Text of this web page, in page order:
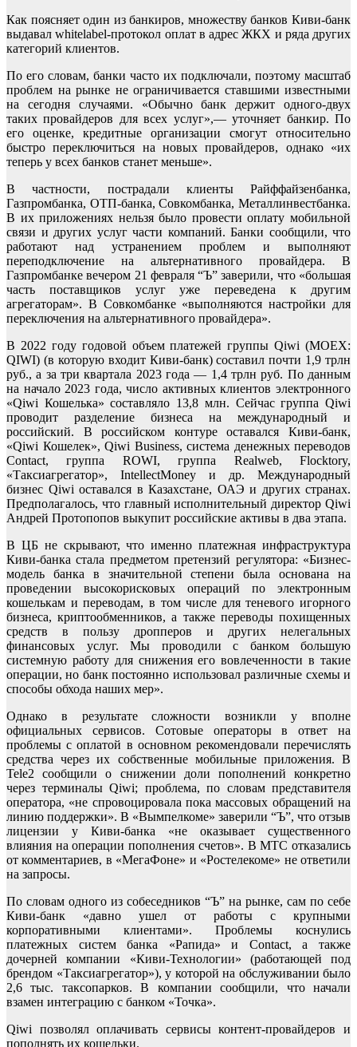
Как поясняет один из банкиров, множеству банков Киви-банк
выдавал whitelabel-протокол оплат в адрес ЖКХ и ряда других
категорий клиентов.
По его словам, банки часто их подключали, поэтому масштаб
проблем на рынке не ограничивается ставшими известными
на сегодня случаями. «Обычно банк держит одного-двух
таких провайдеров для всех услуг»,— уточняет банкир. По
его оценке, кредитные организации смогут относительно
быстро переключиться на новых провайдеров, однако «их
теперь у всех банков станет меньше».
В частности, пострадали клиенты Райффайзенбанка,
Газпромбанка, ОТП-банка, Совкомбанка, Металлинвестбанка.
В их приложениях нельзя было провести оплату мобильной
связи и других услуг части компаний. Банки сообщили, что
работают над устранением проблем и выполняют
переподключение на альтернативного провайдера. В
Газпромбанке вечером 21 февраля “Ъ” заверили, что «большая
часть поставщиков услуг уже переведена к другим
агрегаторам». В Совкомбанке «выполняются настройки для
переключения на альтернативного провайдера».
В 2022 году годовой объем платежей группы Qiwi (MOEX:
QIWI) (в которую входит Киви-банк) составил почти 1,9 трлн
руб., а за три квартала 2023 года — 1,4 трлн руб. По данным
на начало 2023 года, число активных клиентов электронного
«Qiwi Кошелька» составляло 13,8 млн. Сейчас группа Qiwi
проводит разделение бизнеса на международный и
российский. В российском контуре оставался Киви-банк,
«Qiwi Кошелек», Qiwi Business, система денежных переводов
Contact, группа ROWI, группа Realweb, Flocktory,
«Таксиагрегатор», IntellectMoney и др. Международный
бизнес Qiwi оставался в Казахстане, ОАЭ и других странах.
Предполагалось, что главный исполнительный директор Qiwi
Андрей Протопопов выкупит российские активы в два этапа.
В ЦБ не скрывают, что именно платежная инфраструктура
Киви-банка стала предметом претензий регулятора: «Бизнес-
модель банка в значительной степени была основана на
проведении высокорисковых операций по электронным
кошелькам и переводам, в том числе для теневого игорного
бизнеса, криптообменников, а также переводы похищенных
средств в пользу дропперов и других нелегальных
финансовых услуг. Мы проводили с банком большую
системную работу для снижения его вовлеченности в такие
операции, но банк постоянно использовал различные схемы и
способы обхода наших мер».
Однако в результате сложности возникли у вполне
официальных сервисов. Сотовые операторы в ответ на
проблемы с оплатой в основном рекомендовали перечислять
средства через их собственные мобильные приложения. В
Tele2 сообщили о снижении доли пополнений конкретно
через терминалы Qiwi; проблема, по словам представителя
оператора, «не спровоцировала пока массовых обращений на
линию поддержки». В «Вымпелкоме» заверили “Ъ”, что отзыв
лицензии у Киви-банка «не оказывает существенного
влияния на операции пополнения счетов». В МТС отказались
от комментариев, в «МегаФоне» и «Ростелекоме» не ответили
на запросы.
По словам одного из собеседников “Ъ” на рынке, сам по себе
Киви-банк «давно ушел от работы с крупными
корпоративными клиентами». Проблемы коснулись
платежных систем банка «Рапида» и Contact, а также
дочерней компании «Киви-Технологии» (работающей под
брендом «Таксиагрегатор»), у которой на обслуживании было
2,6 тыс. таксопарков. В компании сообщили, что начали
взамен интеграцию с банком «Точка».
Qiwi позволял оплачивать сервисы контент-провайдеров и
пополнять их кошельки.